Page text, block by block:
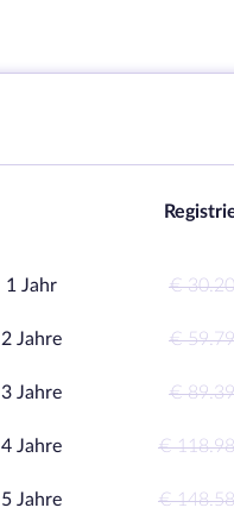
1 Jahr € 30.20
2 Jahre € 59.79
3 Jahre € 89.39
4 Jahre € 118.98
5 Jahre € 148.58